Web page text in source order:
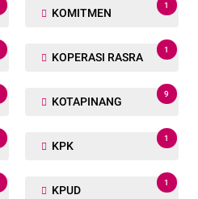
KOMITMEN
1
KOPERASI RASRA
1
KOTAPINANG
9
KPK
1
KPUD
1